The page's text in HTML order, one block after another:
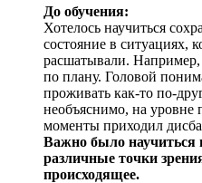
До обучения:
Хотелось научиться
состояние в ситуациях,
расшатывали. Например,
по плану. Головой
проживать как-то по-
необъяснимо, на уровне
моменты приходил
Важно было научиться
различные точки
происходящее.